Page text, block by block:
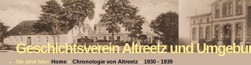
Geschichtsverein Altreetz und
Sie sind hier: Home > Chronologie von Altreetz > 1930 - 1939